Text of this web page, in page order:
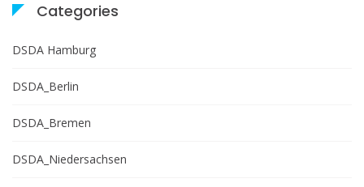
Categories
DSDA Hamburg
DSDA_Berlin
DSDA_Bremen
DSDA_Niedersachsen